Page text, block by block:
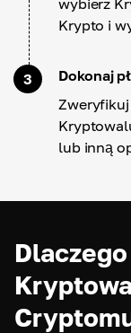
wybierz
Krypto i
3
Dokonaj
Zweryfikuj
lub inną